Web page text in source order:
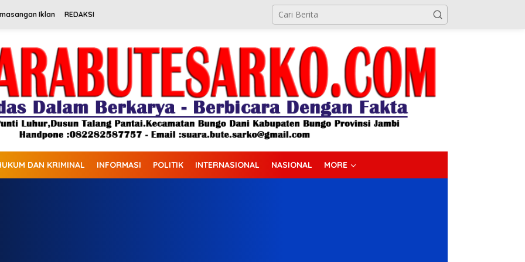
Iklan REDAKSI
DAN KRIMINAL INFORMASI POLITIK INTERNASIONAL NASIONAL MORE